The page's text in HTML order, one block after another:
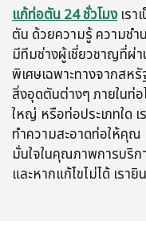
แก้ท่อตัน 24 ชั่วโมงเรา
ตัน ด้วยความรู้ ความชำ
มีทีมช่างผู้เชี่ยวชาญที่ผ่
พิเศษเฉพาะทางจากสหรั
สิ่งอุดตันต่างๆ ภายในท่
ใหญ่ หรือท่อประเภทใด
ทำความสะอาดท่อให้คุ
มั่นใจในคุณภาพการบริ
และหากแก้ไขไม่ได้ เรา